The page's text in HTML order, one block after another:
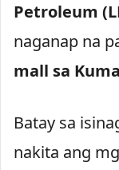
Petroleum
naganap na
mall sa
Batay sa
nakita ang